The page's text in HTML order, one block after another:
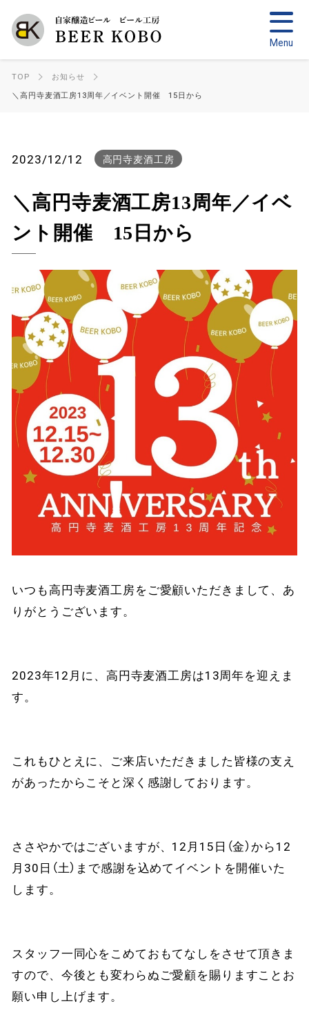
TOP
お知らせ
＼高円寺麦酒工房13周年／イベント開催 15日から
2023/12/12 高円寺麦酒工房
＼高円寺麦酒工房13周年／イベ
ント開催 15日から
いつも高円寺麦酒工房をご愛顧いただきまして、あ
りがとうございます。
2023年12月に、高円寺麦酒工房は13周年を迎えま
す。
これもひとえに、ご来店いただきました皆様の支え
があったからこそと深く感謝しております。
ささやかではございますが、12月15日（金）から12
月30日（土）まで感謝を込めてイベントを開催いた
します。
スタッフ一同心をこめておもてなしをさせて頂きま
すので、今後とも変わらぬご愛顧を賜りますことお
願い申し上げます。